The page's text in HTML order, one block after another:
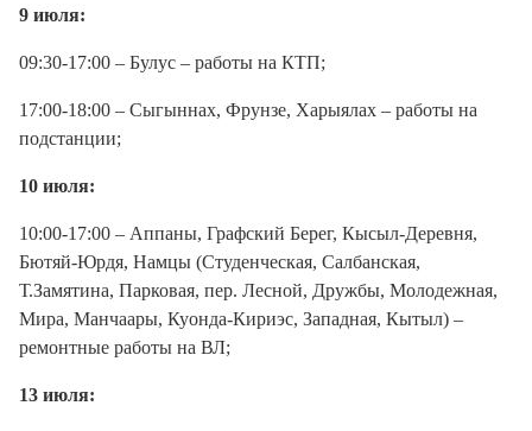
9 июля:
09:30-17:00 – Булус – работы на КТП;
17:00-18:00 – Сыгыннах, Фрунзе, Харыялах – работы на
подстанции;
10 июля:
10:00-17:00 – Аппаны, Графский Берег, Кысыл-Деревня,
Бютяй-Юрдя, Намцы (Студенческая, Салбанская,
Т.Замятина, Парковая, пер. Лесной, Дружбы, Молодежная,
Мира, Манчаары, Куонда-Кириэс, Западная, Кытыл) –
ремонтные работы на ВЛ;
13 июля: